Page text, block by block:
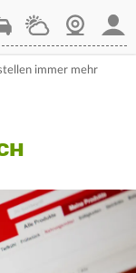
WetterWebcam
immer mehr